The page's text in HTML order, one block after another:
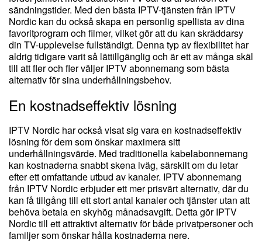
sändningstider. Med den bästa IPTV-tjänsten från IPTV
Nordic kan du också skapa en personlig spellista av dina
favoritprogram och filmer, vilket gör att du kan skräddarsy
din TV-upplevelse fullständigt. Denna typ av flexibilitet har
aldrig tidigare varit så lättillgänglig och är ett av många skäl
till att fler och fler väljer IPTV abonnemang som bästa
alternativ för sina underhållningsbehov.
En kostnadseffektiv lösning
IPTV Nordic har också visat sig vara en kostnadseffektiv
lösning för dem som önskar maximera sitt
underhållningsvärde. Med traditionella kabelabonnemang
kan kostnaderna snabbt skena iväg, särskilt om du letar
efter ett omfattande utbud av kanaler. IPTV abonnemang
från IPTV Nordic erbjuder ett mer prisvärt alternativ, där du
kan få tillgång till ett stort antal kanaler och tjänster utan att
behöva betala en skyhög månadsavgift. Detta gör IPTV
Nordic till ett attraktivt alternativ för både privatpersoner och
familjer som önskar hålla kostnaderna nere.